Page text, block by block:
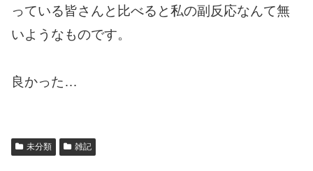
っている皆さんと比べると私の副反応なんて無
いようなものです。
良かった…
未分類 雑記